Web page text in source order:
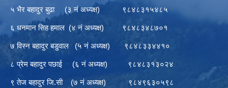
५ भैर बहादुर बुढा (३ नं अध्यक्ष) ९८४८३१५४८५
६ धनमान सिह हमाल (४ नं अध्यक्ष) ९८४८३४८७०१
७ विस्न बहादुर बडुवाल (५ नं अध्यक्ष) ९८४८३३४४१०
८ प्रेम बहादुर पछाई (६ नं अध्यक्ष) ९८४८३१३०२४
९ तेज बहादुर जि.सी (७ नं अध्यक्ष) ९८४९६३०५९८